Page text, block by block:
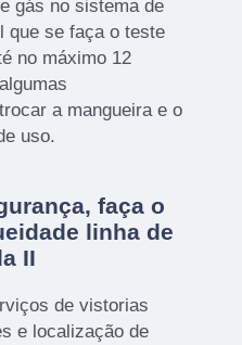
gás no sistema de
que se faça o teste
no máximo 12
a mangueira e o
uso.
faça o
linha de
II
de vistorias
e localização de